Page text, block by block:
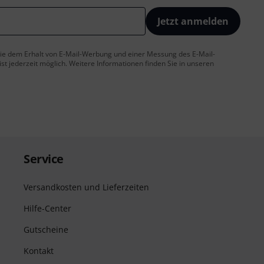
Jetzt anmelden
dem Erhalt von E-Mail-Werbung und einer Messung des E-Mail-
jederzeit möglich. Weitere Informationen finden Sie in unseren
Service
Versandkosten und Lieferzeiten
Hilfe-Center
Gutscheine
Kontakt